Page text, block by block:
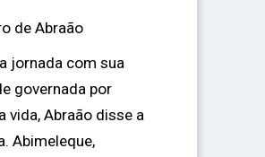
de Abraão
jornada com sua
governada por
vida, Abraão disse a
Abimeleque,